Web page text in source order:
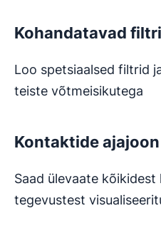
Kohandatavad
Loo spetsiaalsed filtrid
teiste võtmeisikutega
Kontaktide ajajoon
Saad ülevaate
tegevustest